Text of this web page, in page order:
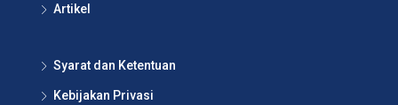
Artikel
Syarat dan Ketentuan
Kebijakan Privasi